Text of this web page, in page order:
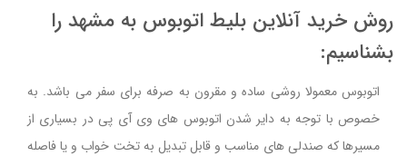
روش خرید آنلاین بلیط اتوبوس به مشهد را
بشناسیم:
اتوبوس معمولا روشی ساده و مقرون به صرفه برای سفر می باشد. به
خصوص با توجه به دایر شدن اتوبوس های وی آی پی در بسیاری از
مسیرها که صندلی های مناسب و قابل تبدیل به تخت خواب و یا فاصله